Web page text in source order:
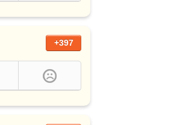
+397